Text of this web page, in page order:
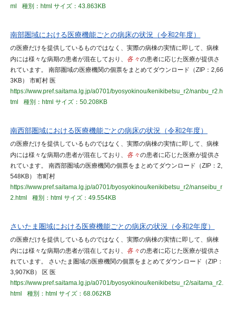
ml
種別：html サイズ：43.863KB
南部圏域における医療機能ごとの病床の状況（令和2年度）
の医療だけを提供しているものではなく、実際の病棟の実情に即して、病棟
内には様々な病期の患者が混在しており、 各々の患者に応じた医療が提供さ
れています。 南部圏域の医療機関の個票をまとめてダウンロード（ZIP：2,66
3KB） 市町村 医
https://www.pref.saitama.lg.jp/a0701/byosyokinou/kenikibetsu_r2/nanbu_r2.h
tml
種別：html サイズ：50.208KB
南西部圏域における医療機能ごとの病床の状況（令和2年度）
の医療だけを提供しているものではなく、実際の病棟の実情に即して、病棟
内には様々な病期の患者が混在しており、 各々の患者に応じた医療が提供さ
れています。 南西部圏域の医療機関の個票をまとめてダウンロード（ZIP：2,
548KB） 市町村
https://www.pref.saitama.lg.jp/a0701/byosyokinou/kenikibetsu_r2/nanseibu_r
2.html
種別：html サイズ：49.554KB
さいたま圏域における医療機能ごとの病床の状況（令和2年度）
の医療だけを提供しているものではなく、実際の病棟の実情に即して、病棟
内には様々な病期の患者が混在しており、 各々の患者に応じた医療が提供さ
れています。 さいたま圏域の医療機関の個票をまとめてダウンロード（ZIP：
3,907KB） 区 医
https://www.pref.saitama.lg.jp/a0701/byosyokinou/kenikibetsu_r2/saitama_r2.
html
種別：html サイズ：68.062KB